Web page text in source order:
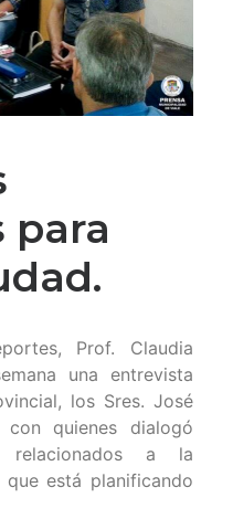
para
Prof. Claudia
una entrevista
los Sres. José
quienes dialogó
relacionados a la
que está planificando